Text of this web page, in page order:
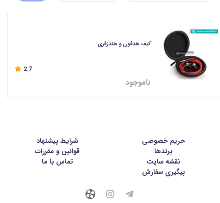
کیف هدفون و هندزفری
2.7
ناموجود
حریم خصوصی
شرايط پيشنهاد
برندها
قوانین و مقررات
نقشه سایت
تماس با ما
پیگیری سفارش